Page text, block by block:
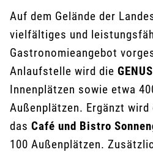
Auf dem Gelände der
vielfältiges und
Gastronomieangebot
Anlaufstelle wird die
Innenplätzen sowie etwa
Außenplätzen. Ergänzt
das Café und Bistro
100 Außenplätzen.